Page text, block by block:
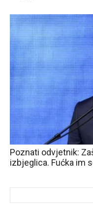
Poznati odvjetnik:
izbjeglica. Fućka im